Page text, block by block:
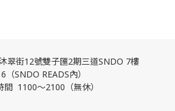
翠街12號雙子匯2期三道SNDO 7樓
（SNDO READS內）
間 1100～2100（無休）